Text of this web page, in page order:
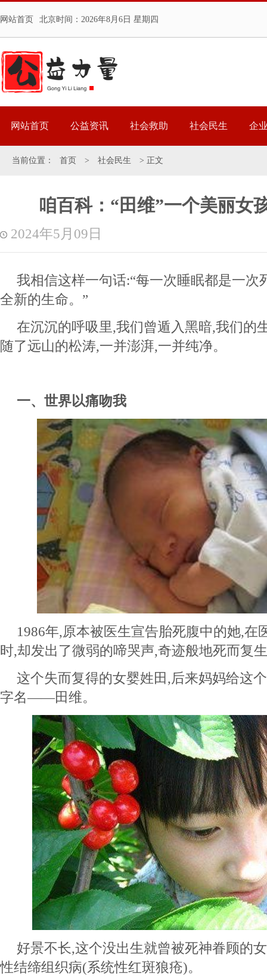
网站首页 北京时间： 2026年8月6日 星期四
网站首页 公益资讯 社会救助 社会民生 企
当前位置： 首页 > 社会民生 > 正文
咱百科：“田维”一个美丽女
2024年5月09日
我相信这样一句话:“每一次睡眠都是一次
全新的生命。”
在沉沉的呼吸里,我们曾遁入黑暗,我们的
随了远山的松涛,一并澎湃,一并纯净。
一、世界以痛吻我
1986年,原本被医生宣告胎死腹中的她,在
时,却发出了微弱的啼哭声,奇迹般地死而复
这个失而复得的女婴姓田,后来妈妈给这
字名——田维。
好景不长,这个没出生就曾被死神眷顾的
性结缔组织病(系统性红斑狼疮)。